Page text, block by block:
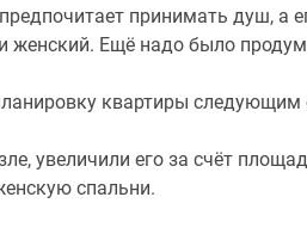
принимать душ, а
Ещё надо было
квартиры следующим
увеличили его за счёт
спальни.